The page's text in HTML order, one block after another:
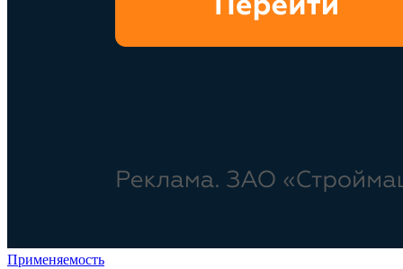
Применяемость